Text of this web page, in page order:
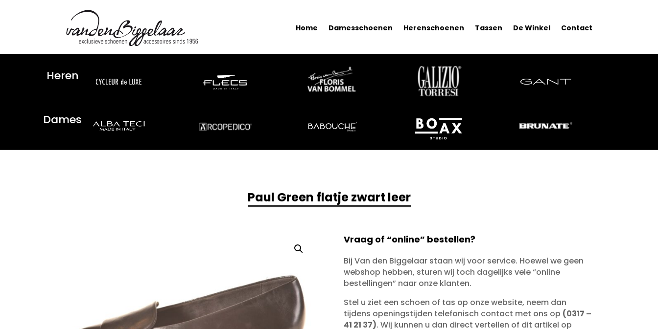
Home Damesschoenen Herenschoenen Tassen De Winkel Contact
Heren
Dames
Paul Green flatje zwart leer
Vraag of “online” bestellen?
Bij Van den Biggelaar staan wij voor service. Hoewel we geen
webshop hebben, sturen wij toch dagelijks vele “online
bestellingen” naar onze klanten.
Stel u ziet een schoen of tas op onze website, neem dan
tijdens openingstijden telefonisch contact met ons op (0317 –
41 21 37). Wij kunnen u dan direct vertellen of dit artikel op